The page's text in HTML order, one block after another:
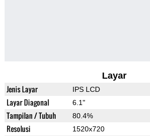
Layar
Jenis Layar IPS LCD
Layar Diagonal 6.1"
Tampilan / Tubuh 80.4%
Resolusi 1520x720